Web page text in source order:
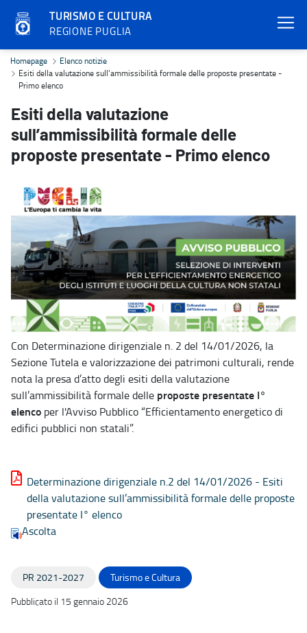
TURISMO E CULTURA
REGIONE PUGLIA
Esiti della valutazione sull’ammissibilità formale delle proposte
Homepage
Elenco notizie
Esiti della valutazione sull’ammissibilità formale delle proposte presentate -
Primo elenco
Esiti della valutazione
sull’ammissibilità formale delle
proposte presentate - Primo elenco
Con Determinazione dirigenziale n. 2 del 14/01/2026, la
Sezione Tutela e valorizzazione dei patrimoni culturali, rende
nota la presa d’atto degli esiti della valutazione
sull’ammissibilità formale delle proposte presentate I°
elenco per l'Avviso Pubblico “Efficientamento energetico di
edifici pubblici non statali”.
Determinazione dirigenziale n.2 del 14/01/2026 - Esiti
della valutazione sull’ammissibilità formale delle proposte
presentate I° elenco
Ascolta
PR 2021-2027
Turismo e Cultura
Pubblicato il 15 gennaio 2026